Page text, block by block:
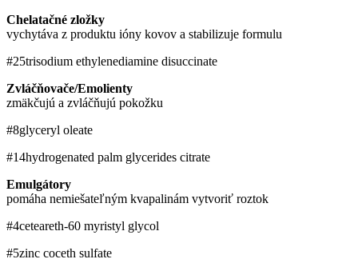
Chelatačné zložky
vychytáva z produktu ióny kovov a stabilizuje formulu
#25trisodium ethylenediamine disuccinate
Zvláčňovače/Emolienty
zmäkčujú a zvláčňujú pokožku
#8glyceryl oleate
#14hydrogenated ​palm glycerides citrate
Emulgátory
pomáha nemiešateľným kvapalinám vytvoriť roztok
#4ceteareth-60 myristyl glycol
#5zinc coceth sulfate